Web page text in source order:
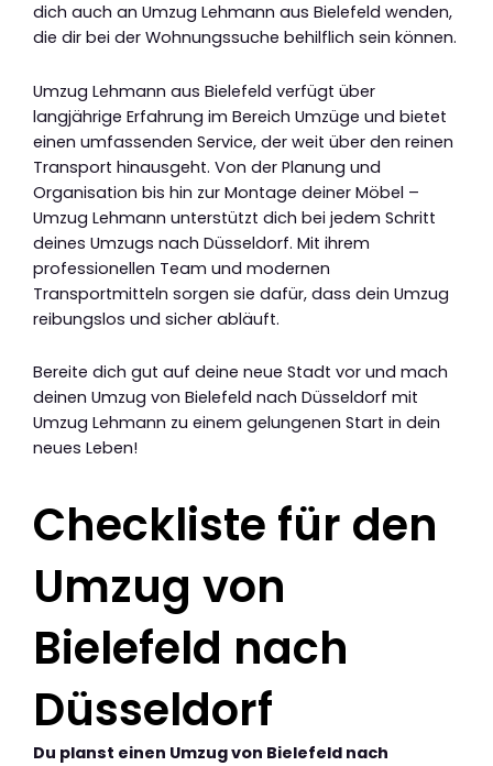
dich auch an Umzug Lehmann aus Bielefeld wenden,
die dir bei der Wohnungssuche behilflich sein können.
Umzug Lehmann aus Bielefeld verfügt über
langjährige Erfahrung im Bereich Umzüge und bietet
einen umfassenden Service, der weit über den reinen
Transport hinausgeht. Von der Planung und
Organisation bis hin zur Montage deiner Möbel –
Umzug Lehmann unterstützt dich bei jedem Schritt
deines Umzugs nach Düsseldorf. Mit ihrem
professionellen Team und modernen
Transportmitteln sorgen sie dafür, dass dein Umzug
reibungslos und sicher abläuft.
Bereite dich gut auf deine neue Stadt vor und mach
deinen Umzug von Bielefeld nach Düsseldorf mit
Umzug Lehmann zu einem gelungenen Start in dein
neues Leben!
Checkliste für den
Umzug von
Bielefeld nach
Düsseldorf
Du planst einen Umzug von Bielefeld nach